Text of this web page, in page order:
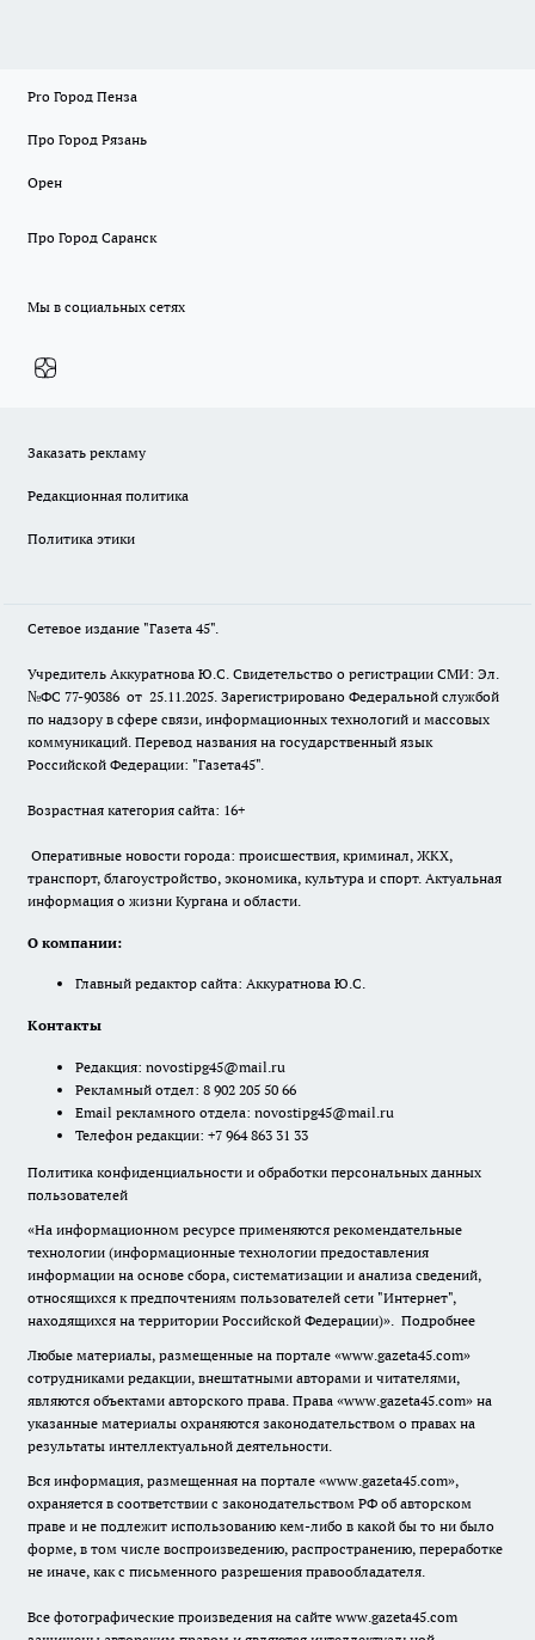
Pro Город Пенза
Про Город Рязань
Орен
Про Город Саранск
Мы в социальных сетях
Заказать рекламу
Редакционная политика
Политика этики
Сетевое издание "Газета 45".
Учредитель Аккуратнова Ю.С. Свидетельство о регистрации СМИ: Эл.
№ФС 77-90386 от 25.11.2025. Зарегистрировано Федеральной службой
по надзору в сфере связи, информационных технологий и массовых
коммуникаций. Перевод названия на государственный язык
Российской Федерации: "Газета45".
Возрастная категория сайта: 16+
Оперативные новости города: происшествия, криминал, ЖКХ,
транспорт, благоустройство, экономика, культура и спорт. Актуальная
информация о жизни Кургана и области.
О компании:
Главный редактор сайта: Аккуратнова Ю.С.
Контакты
Редакция: novostipg45@mail.ru
Рекламный отдел: 8 902 205 50 66
Email рекламного отдела: novostipg45@mail.ru
Телефон редакции: +7 964 863 31 33
Политика конфиденциальности и обработки персональных данных
пользователей
«На информационном ресурсе применяются рекомендательные
технологии (информационные технологии предоставления
информации на основе сбора, систематизации и анализа сведений,
относящихся к предпочтениям пользователей сети "Интернет",
находящихся на территории Российской Федерации)». Подробнее
Любые материалы, размещенные на портале «www.gazeta45.com»
сотрудниками редакции, внештатными авторами и читателями,
являются объектами авторского права. Права «www.gazeta45.com» на
указанные материалы охраняются законодательством о правах на
результаты интеллектуальной деятельности.
Вся информация, размещенная на портале «www.gazeta45.com»,
охраняется в соответствии с законодательством РФ об авторском
праве и не подлежит использованию кем-либо в какой бы то ни было
форме, в том числе воспроизведению, распространению, переработке
не иначе, как с письменного разрешения правообладателя.
Все фотографические произведения на сайте www.gazeta45.com